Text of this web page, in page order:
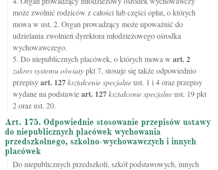
może zwolnić rodziców z całości lub części opłat, o których
mowa w ust. 2. Organ prowadzący może upoważnić do
udzielania zwolnień dyrektora młodzieżowego ośrodka
wychowawczego.
5. Do niepublicznych placówek, o których mowa w art.2
zakres systemu oświatypkt 7, stosuje się także odpowiednio
przepisyart. 127kształcenie specjalneust. 1 i 4 oraz przepisy
wydane na podstawieart. 127kształcenie specjalneust. 19 pkt
2 oraz ust. 20.
Art. 175. Odpowiednie stosowanie przepisów ustawy
do niepublicznych placówek wychowania
przedszkolnego, szkolno-wychowawczych i innych
placówek
Do niepublicznych przedszkoli, szkół podstawowych, innych